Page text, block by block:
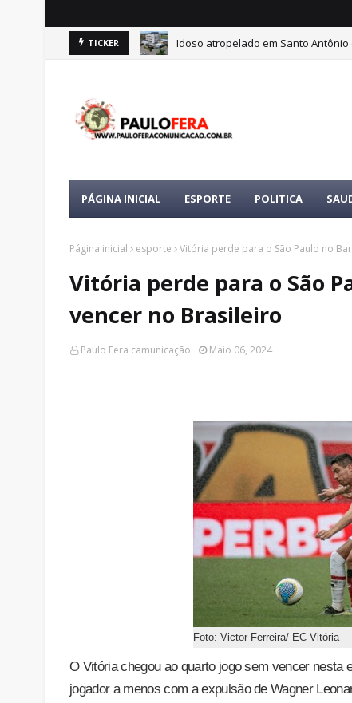
TICKER Idoso atropelado em Santo
PÁGINA INICIAL ESPORTE POLITICA
Página inicial esporte Vitória perde para o São Paulo no
Vitória perde para o São
vencer no Brasileiro
Paulo Fera camunicação Maio 06, 2024
Foto: Victor Ferreira/ EC Vitória
O Vitória chegou ao quarto jogo sem vencer nesta
jogador a menos com a expulsão de Wagner